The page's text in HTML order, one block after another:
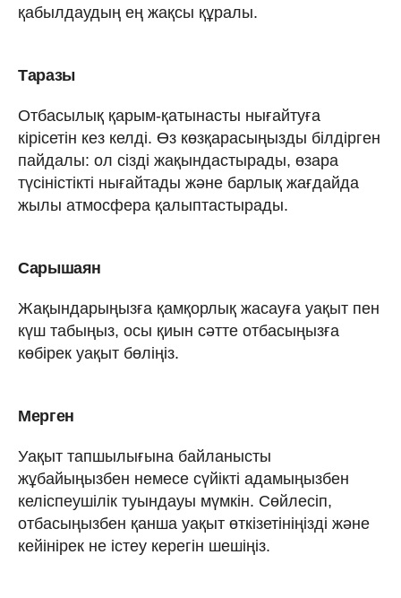
қабылдаудың ең жақсы құралы.
Таразы
Отбасылық қарым-қатынасты нығайтуға
кірісетін кез келді. Өз көзқарасыңызды білдірген
пайдалы: ол сізді жақындастырады, өзара
түсіністікті нығайтады және барлық жағдайда
жылы атмосфера қалыптастырады.
Сарышаян
Жақындарыңызға қамқорлық жасауға уақыт пен
күш табыңыз, осы қиын сәтте отбасыңызға
көбірек уақыт бөліңіз.
Мерген
Уақыт тапшылығына байланысты
жұбайыңызбен немесе сүйікті адамыңызбен
келіспеушілік туындауы мүмкін. Сөйлесіп,
отбасыңызбен қанша уақыт өткізетініңізді және
кейінірек не істеу керегін шешіңіз.